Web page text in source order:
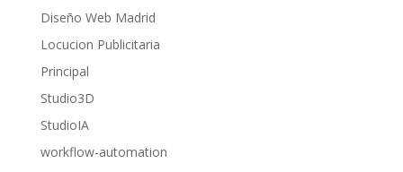
Diseño Web Madrid
Locucion Publicitaria
Principal
Studio3D
StudioIA
workflow-automation